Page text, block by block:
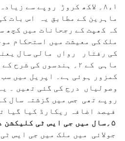
۱ء۸؍ لاکھ کروڑ روپے سے
ماہرین کے مطابق یہ اس بات
کہ کھپت کے رجحانات میں کچھ
ملک کی معیشت میں استحکام
ماہی کے ۲؍ ہندسوں کی
کمزور ہوئی ہے۔ اپریل میں
فیصد اضافہ ریکارڈ کیا گیا